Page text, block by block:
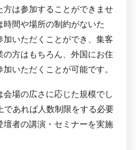
は参加することができませ
間や場所の制約がないた
いただくことができ、集客
方はもちろん、外国にお住
いただくことが可能です。
場の広さに応じた規模でし
であれば人数制限をする必要
者の講演・セミナーを実施